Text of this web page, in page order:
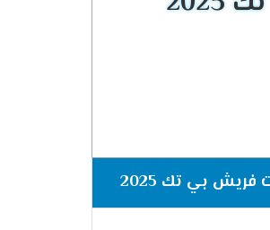
بي تك 2025